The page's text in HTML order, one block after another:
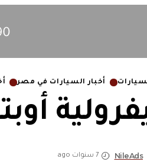
أخبار السيارات في مصر
NileAds
7 سنوات ago